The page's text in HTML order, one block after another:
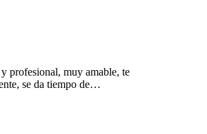
profesional, muy amable, te
se da tiempo de
caso con mucho
encantó; la recomendaría al